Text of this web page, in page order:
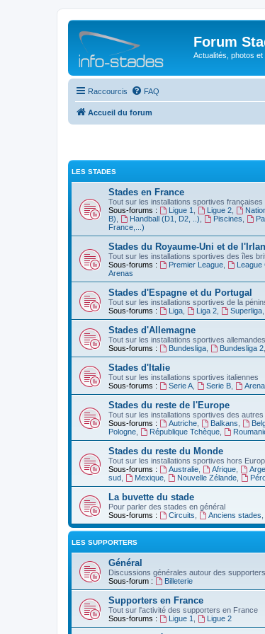
Forum
Actualités, photos
Raccourcis FAQ
Accueil du forum
LES STADES
Stades en France
Tout sur les installations sportives françaises
Sous-forums :
Ligue 1 Ligue 2,
B)
Handball (D1, D2, ..) Piscines
France,...)
Stades du Royaume-Uni et de
Tout sur les installations sportives des îles
Sous-forums :
Premier League, League
Arenas
Stades d'Espagne et du Portugal
Tout sur les installations sportives de la
Sous-forums :
Liga, Liga 2, Superliga,
Stades d'Allemagne
Tout sur les installations sportives allemandes
Sous-forums :
Bundesliga, Bundesliga 2,
Stades d'Italie
Tout sur les installations sportives italiennes
Sous-forums :
Serie A, Serie B,
Stades du reste de l'Europe
Tout sur les installations sportives des
Sous-forums :
Autriche, Balkans
Pologne
République Tchèque,
Stades du reste du Monde
Tout sur les installations sportives hors
Sous-forums :
Australie, Afrique,
sud
Mexique, Nouvelle Zélande,
La buvette du stade
Pour parler des stades en général
Sous-forums :
Circuits Anciens stades
LES SUPPORTERS
Général
Discussions générales autour des supporters
Sous-forum :
Billeterie
Supporters en France
Tout sur l'activité des supporters en France
Sous-forums :
Ligue 1 Ligue 2